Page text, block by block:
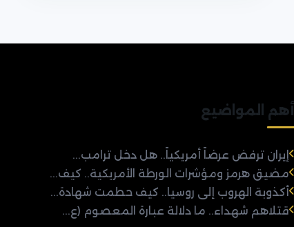
أهم المواضيع
إيران ترفض عرضاً أمريكياً.. هل دخل ترامب...
مضيق هرمز ومؤشرات الورطة الأمريكية.. كيف...
أكذوبة الهروب إلى روسيا.. كيف حطمت شهادة...
قتلاهم شهداء.. ما دلالة عبارة المعصوم (ع...